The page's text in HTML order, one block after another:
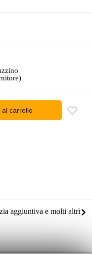
al carrello
aggiuntiva e molti altri